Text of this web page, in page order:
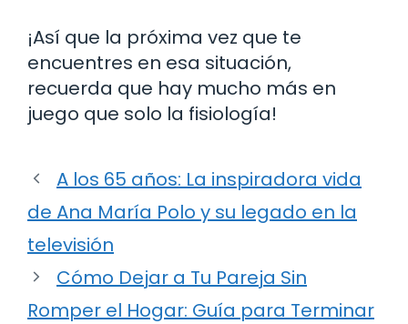
¡Así que la próxima vez que te
encuentres en esa situación,
recuerda que hay mucho más en
juego que solo la fisiología!
A los 65 años: La inspiradora vida
de Ana María Polo y su legado en la
televisión
Cómo Dejar a Tu Pareja Sin
Romper el Hogar: Guía para Terminar